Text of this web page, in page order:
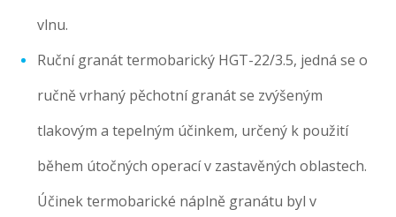
vlnu.
Ruční granát termobarický HGT-22/3.5, jedná se o
ručně vrhaný pěchotní granát se zvýšeným
tlakovým a tepelným účinkem, určený k použití
během útočných operací v zastavěných oblastech.
Účinek termobarické náplně granátu byl v